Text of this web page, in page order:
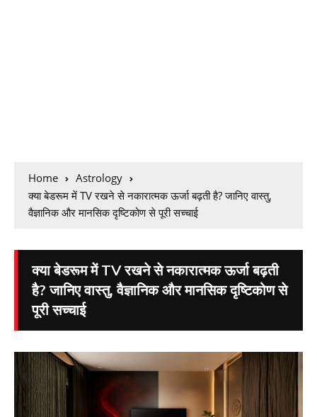
Home
Astrology
क्या बेडरूम में TV रखने से नकारात्मक ऊर्जा बढ़ती है? जानिए वास्तु,
वैज्ञानिक और मानसिक दृष्टिकोण से पूरी सच्चाई
क्या बेडरूम में TV रखने से नकारात्मक ऊर्जा बढ़ती
है? जानिए वास्तु, वैज्ञानिक और मानसिक दृष्टिकोण से
पूरी सच्चाई